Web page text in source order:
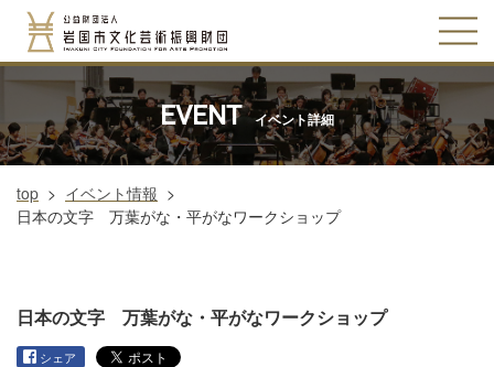
EVENT イベント詳細
top > イベント情報 >
日本の文字 万葉がな・平がなワークショップ
日本の文字 万葉がな・平がなワークショップ
シェア